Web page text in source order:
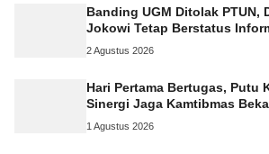
Banding UGM Ditolak PTUN,
Jokowi Tetap Berstatus
2 Agustus 2026
Hari Pertama Bertugas, Putu
Sinergi Jaga Kamtibmas
1 Agustus 2026